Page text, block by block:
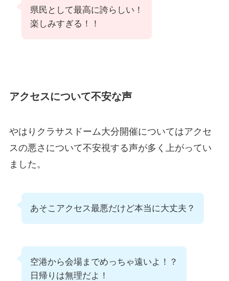
県民として最高に誇らしい！
楽しみすぎる！！
アクセスについて不安な声
やはりクラサスドーム大分開催についてはアクセ
スの悪さについて不安視する声が多く上がってい
ました。
あそこアクセス最悪だけど本当に大丈夫？
空港から会場までめっちゃ遠いよ！？
日帰りは無理だよ！